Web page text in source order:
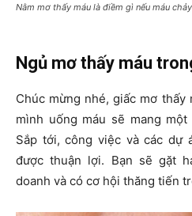
Nằm mơ thấy máu là điềm gì nếu máu
Ngủ mơ thấy máu
Chúc mừng nhé, giấc mơ
mình uống máu sẽ mang
Sắp tới, công việc và các dự
được thuận lợi. Bạn sẽ gặt
doanh và có cơ hội thăng tiến